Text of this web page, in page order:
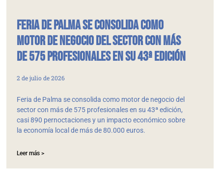
Feria de Palma se consolida como
motor de negocio del sector con más
de 575 profesionales en su 43ª edición
2 de julio de 2026
Feria de Palma se consolida como motor de negocio del
sector con más de 575 profesionales en su 43ª edición,
casi 890 pernoctaciones y un impacto económico sobre
la economía local de más de 80.000 euros.
Leer más >